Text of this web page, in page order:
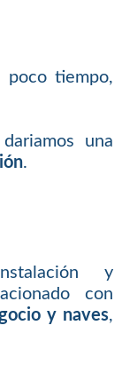
poco tiempo,
una
.
y
con
y naves,